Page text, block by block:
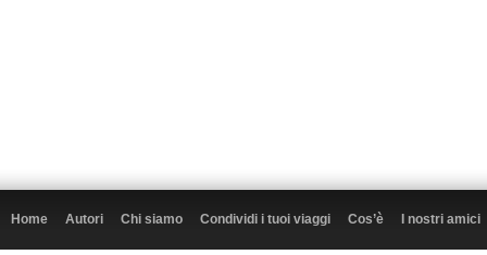
Home Autori Chi siamo Condividi i tuoi viaggi Cos’è I nostri amici